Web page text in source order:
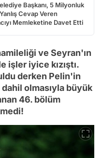
Başkanı, 5 Milyonluk
Cevap Veren
Memleketine Davet Etti
ve Seyran'ın
işler iyice kızıştı.
derken Pelin'in
dahil olmasıyla büyük
46. bölüm